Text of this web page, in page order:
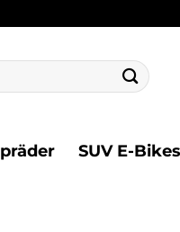
SUV E-Bikes